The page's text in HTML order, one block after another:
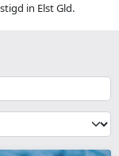
in Elst Gld.